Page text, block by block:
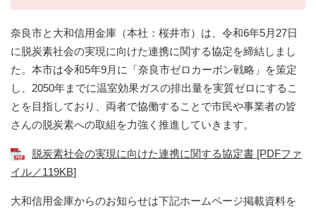
奈良市と大和信用金庫（本社：桜井市）は、令和6年5月27日
に脱炭素社会の実現に向けた連携に関する協定を締結しまし
た。本市は令和5年9月に「奈良市ゼロカーボン戦略」を策定
し、2050年までに温室効果ガスの排出量を実質ゼロにするこ
とを目指しており、両者で協働することで市民や事業者の皆
さんの脱炭素への取組を力強く推進していきます。
脱炭素社会の実現に向けた連携に関する協定書 [PDFファ
イル／119KB]
大和信用金庫からのお知らせは下記ホームページ掲載資料を